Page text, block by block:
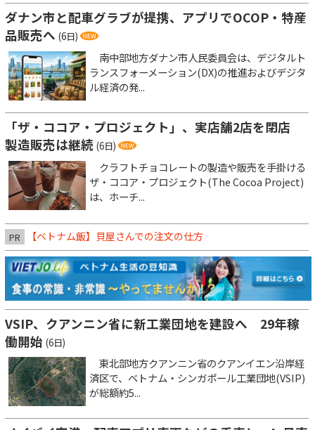
ダナン市と配車グラブが提携、アプリでOCOP・特産
品販売へ (6日)
南中部地方ダナン市人民委員会は、デジタルト
ランスフォーメーション(DX)の推進およびデジタ
ル経済の発...
「ザ・ココア・プロジェクト」、実店舗2店を閉店
製造販売は継続 (6日)
クラフトチョコレートの製造や販売を手掛ける
ザ・ココア・プロジェクト(The Cocoa Project)
は、ホーチ...
PR 【ベトナム飯】貝屋さんでの注文の仕方
VSIP、クアンニン省に新工業団地を建設へ 29年稼
働開始 (6日)
東北部地方クアンニン省のクアンイエン沿岸経
済区で、ベトナム・シンガポール工業団地(VSIP)
が総額約5...